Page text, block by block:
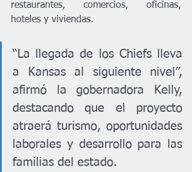
restaurantes, comercios, oficinas,
hoteles y viviendas.
“La llegada de los Chiefs lleva
a Kansas al siguiente nivel”,
afirmó la gobernadora Kelly,
destacando que el proyecto
atraerá turismo, oportunidades
laborales y desarrollo para las
familias del estado.